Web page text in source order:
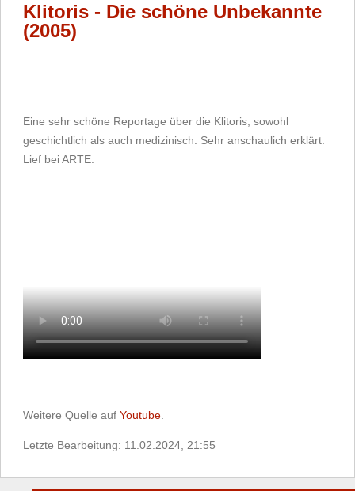
Klitoris - Die schöne Unbekannte
(2005)
Eine sehr schöne Reportage über die Klitoris, sowohl
geschichtlich als auch medizinisch. Sehr anschaulich erklärt.
Lief bei ARTE.
Weitere Quelle auf Youtube
Letzte Bearbeitung: 11.02.2024, 21:55